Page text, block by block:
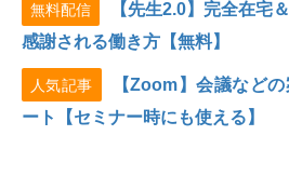
無料配信
【先生2.0】完全在宅
感謝される働き方【無料】
人気記事
【Zoom】会議など
ート【セミナー時にも使える】